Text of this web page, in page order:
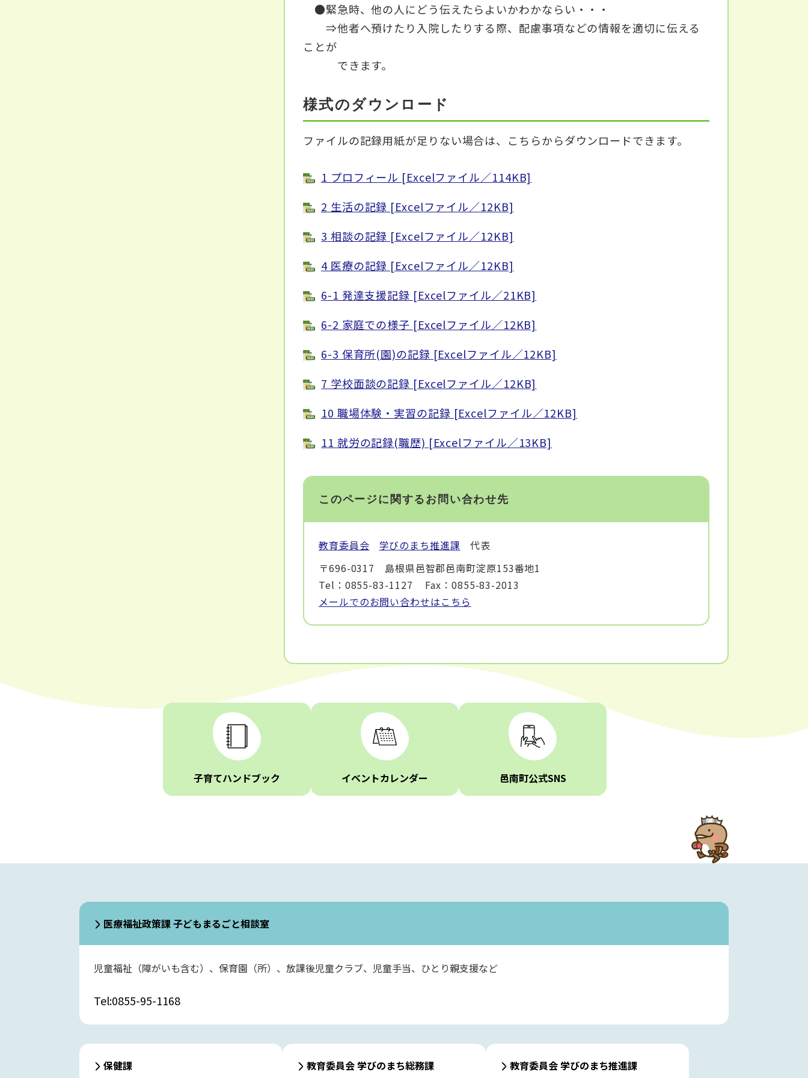
●緊急時、他の人にどう伝えたらよいかわかならい・・・
⇒他者へ預けたり入院したりする際、配慮事項などの情報を適切に伝える
ことが
できます。
様式のダウンロード
ファイルの記録用紙が足りない場合は、こちらからダウンロードできます。
1 プロフィール [Excelファイル／114KB]
2 生活の記録 [Excelファイル／12KB]
3 相談の記録 [Excelファイル／12KB]
4 医療の記録 [Excelファイル／12KB]
6-1 発達支援記録 [Excelファイル／21KB]
6-2 家庭での様子 [Excelファイル／12KB]
6-3 保育所(園)の記録 [Excelファイル／12KB]
7 学校面談の記録 [Excelファイル／12KB]
10 職場体験・実習の記録 [Excelファイル／12KB]
11 就労の記録(職歴) [Excelファイル／13KB]
このページに関するお問い合わせ先
教育委員会 学びのまち推進課
代表
〒696-0317 島根県邑智郡邑南町淀原153番地1
Tel：0855-83-1127
Fax：0855-83-2013
メールでのお問い合わせはこちら
子育てハンドブック イベントカレンダー 邑南町公式SNS
医療福祉政策課子どもまるごと相談室
児童福祉（障がいも含む）、保育園（所）、放課後児童クラブ、児童手当、ひとり親支援など
Tel:0855-95-1168
保健課 教育委員会 学びのまち総務課 教育委員会 学びのまち推進課